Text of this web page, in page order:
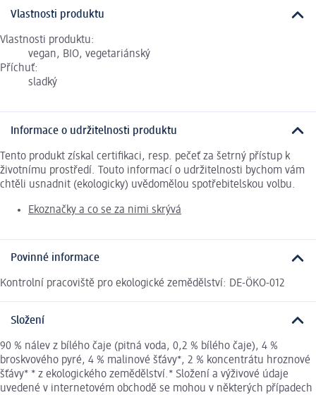
Vlastnosti produktu
Vlastnosti produktu:
vegan, BIO, vegetariánský
Příchuť:
sladký
Informace o udržitelnosti produktu
Tento produkt získal certifikaci, resp. pečeť za šetrný přístup k
životnímu prostředí. Touto informací o udržitelnosti bychom vám
chtěli usnadnit (ekologicky) uvědomělou spotřebitelskou volbu.
Ekoznačky a co se za nimi skrývá
Povinné informace
Kontrolní pracoviště pro ekologické zemědělství: DE-ÖKO-012
Složení
90 % nálev z bílého čaje (pitná voda, 0,2 % bílého čaje), 4 %
broskvového pyré, 4 % malinové šťávy*, 2 % koncentrátu hroznové
šťávy* * z ekologického zemědělství.* Složení a výživové údaje
uvedené v internetovém obchodě se mohou v některých případech